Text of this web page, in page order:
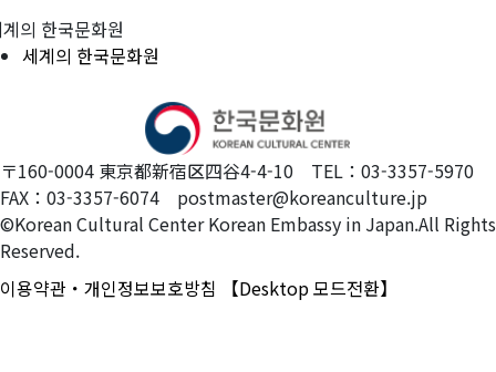
의 한국문화원
세계의 한국문화원
〒160-0004 東京都新宿区四谷4-4-10 TEL：03-3357-5970
FAX：03-3357-6074 postmaster@koreanculture.jp
©Korean Cultural Center Korean Embassy in Japan.All Rights
Reserved.
이용약관・개인정보보호방침
【Desktop 모드전환】